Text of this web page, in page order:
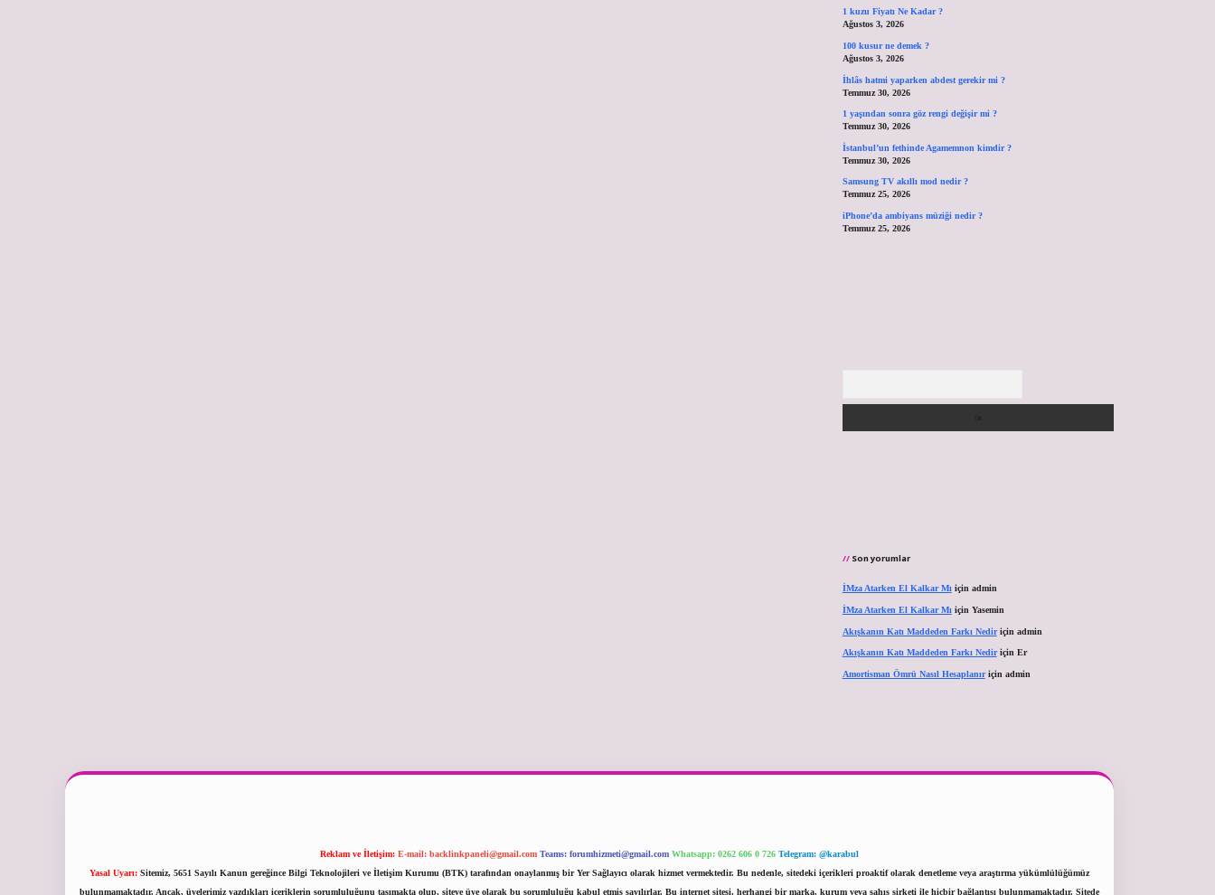
1 kuzu Fiyatı Ne Kadar ?
Ağustos 3, 2026
100 kusur ne demek ?
Ağustos 3, 2026
İhlâs hatmi yaparken abdest gerekir mi ?
Temmuz 30, 2026
1 yaşından sonra göz rengi değişir mi ?
Temmuz 30, 2026
İstanbul’un fethinde Agamemnon kimdir ?
Temmuz 30, 2026
Samsung TV akıllı mod nedir ?
Temmuz 25, 2026
iPhone’da ambiyans müziği nedir ?
Temmuz 25, 2026
Son yorumlar
İMza Atarken El Kalkar Mıiçin admin
İMza Atarken El Kalkar Mıiçin Yasemin
Akışkanın Katı Maddeden Farkı Nediriçin admin
Akışkanın Katı Maddeden Farkı Nediriçin Er
Amortisman Ömrü Nasıl Hesaplanıriçin admin
Reklam ve İletişim: E-mail: backlinkpaneli@gmail.com Teams: forumhizmeti@gmail.com Whatsapp: 0262 606 0 726 Telegram: @karabul
Yasal Uyarı: Sitemiz, 5651 Sayılı Kanun gereğince Bilgi Teknolojileri ve İletişim Kurumu (BTK) tarafından onaylanmış bir Yer Sağlayıcı olarak hizmet vermektedir. Bu nedenle, sitedeki içerikleri proaktif olarak denetleme veya araştırma yükümlülüğümüz
bulunmamaktadır. Ancak, üyelerimiz yazdıkları içeriklerin sorumluluğunu taşımakta olup, siteye üye olarak bu sorumluluğu kabul etmiş sayılırlar. Bu internet sitesi, herhangi bir marka, kurum veya şahıs şirketi ile hiçbir bağlantısı bulunmamaktadır. Sitede